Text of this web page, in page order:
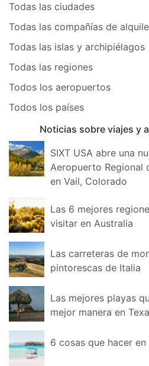
Todas las ciudades
Todas las compañías de
Todas las islas y archipiélagos
Todas las regiones
Todos los aeropuertos
Todos los países
Noticias sobre viajes y
SIXT USA abre una
Aeropuerto Regional
en Vail, Colorado
Las 6 mejores
visitar en Australia
Las carreteras de
pintorescas de Italia
Las mejores playas
mejor manera en
6 cosas que hacer